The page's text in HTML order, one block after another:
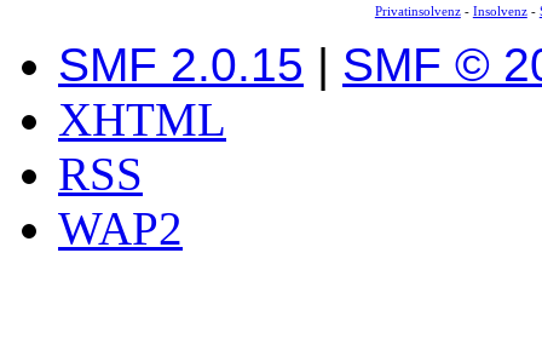
Privatinsolvenz- Insolvenz-
SMF 2.0.15 | SMF ©
XHTML
RSS
WAP2